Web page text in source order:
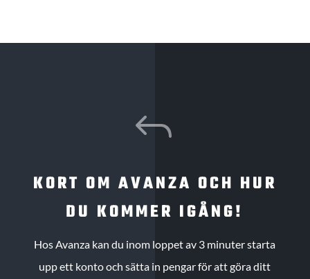
J
KORT OM AVANZA OCH HUR
DU KOMMER IGÅNG!
Hos Avanza kan du inom loppet av 3 minuter starta
upp ett konto och sätta in pengar för att göra ditt